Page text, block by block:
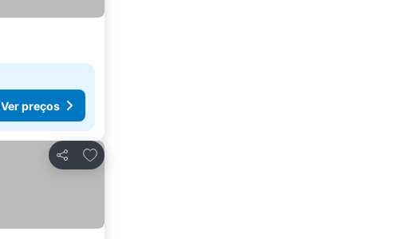
Ver preços
Partilhar
Adicionar aos favoritos